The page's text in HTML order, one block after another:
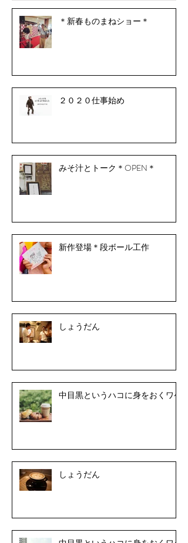
＊新春ものまねショー＊
２０２０仕事始め
みそ汁とトーク＊OPEN＊
新作登場＊段ボール工作
しょうだん
中目黒というハコに身をおくワケ
しょうだん